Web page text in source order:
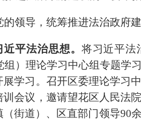
的领导，统筹推进法治政府
平法治思想。 将习近平法
组）理论学习中心组专题学
学习。召开区委理论学习
会议，邀请望花区人民法
街道）、区直部门领导90